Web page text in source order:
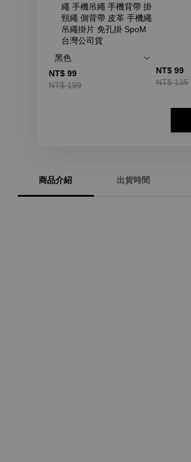
繩 手機吊繩 手機背帶 掛
頸繩 側背帶 皮革 手機繩
吊繩掛片 免孔掛 SpoM
台灣公司貨
NT$ 99
NT$ 199
NT$ 99
NT$ 135
商品介紹 出貨時間